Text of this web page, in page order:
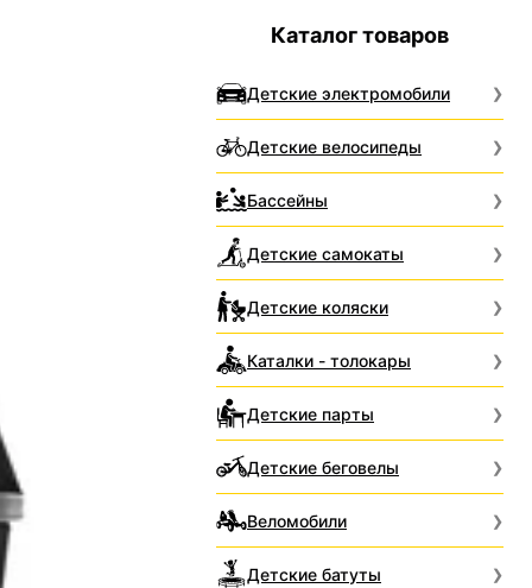
Каталог товаров
Детские электромобили
Детские велосипеды
Бассейны
Детские самокаты
Детские коляски
Каталки - толокары
Детские парты
Детские беговелы
Веломобили
Детские батуты